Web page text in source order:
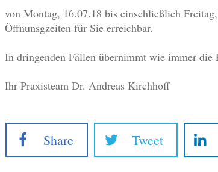
von Montag, 16.07.18 bis einschließlich
Öffnunsgzeiten für Sie erreichbar.
In dringenden Fällen übernimmt wie immer die
Ihr Praxisteam Dr. Andreas Kirchhoff
Share Tweet